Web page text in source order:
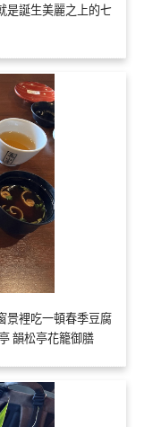
是誕生美麗之上的七
景裡吃一頓春季豆腐
韻松亭花籠御膳